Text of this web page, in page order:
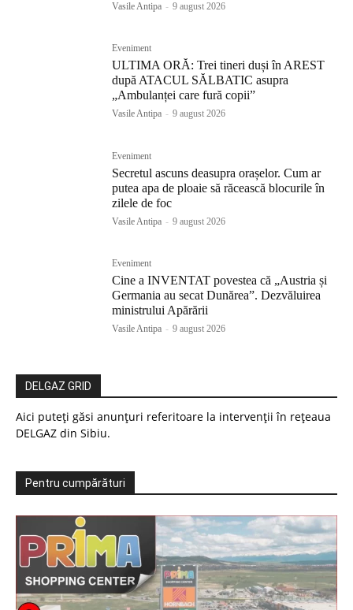
Vasile Antipa - 9 august 2026
Eveniment
ULTIMA ORĂ: Trei tineri duși în AREST
după ATACUL SĂLBATIC asupra
„Ambulanței care fură copii”
Vasile Antipa - 9 august 2026
Eveniment
Secretul ascuns deasupra orașelor. Cum ar
putea apa de ploaie să răcească blocurile în
zilele de foc
Vasile Antipa - 9 august 2026
Eveniment
Cine a INVENTAT povestea că „Austria și
Germania au secat Dunărea”. Dezvăluirea
ministrului Apărării
Vasile Antipa - 9 august 2026
DELGAZ GRID
Aici puteți găsi anunțuri referitoare la intervenții în rețeaua
DELGAZ din Sibiu.
Pentru cumpărături